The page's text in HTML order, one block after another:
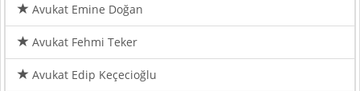
Avukat Emine Doğan
Avukat Fehmi Teker
Avukat Edip Keçecioğlu